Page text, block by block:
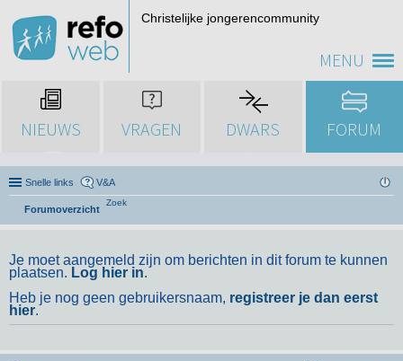
MENU
Christelijke jongerencommunity
NIEUWS VRAGEN DWARS FORUM
Snelle links V&A
Forumoverzicht
Zoek
Je moet aangemeld zijn om berichten in dit forum te kunnen
plaatsen. Log hier in.
Heb je nog geen gebruikersnaam, registreer je dan eerst
hier.